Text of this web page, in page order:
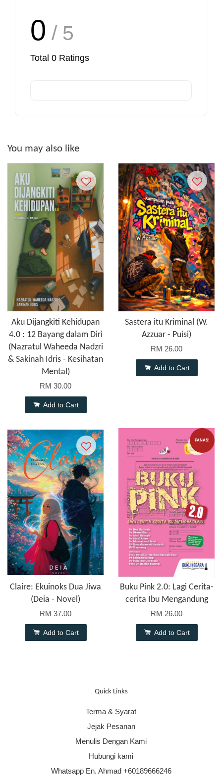
0 / 5
Total 0 Ratings
You may also like
Aku Dijangkiti Kehidupan
4.0 : 12 Bayang dalam Diri
(Nazratul Waheeda Nadzri
& Sakinah Idris - Kesihatan
Mental)
RM 30.00
Add to Cart
Sastera itu Kriminal (W.
Azzuar - Puisi)
RM 26.00
Add to Cart
Claire: Ekuinoks Dua Jiwa
(Deia - Novel)
RM 37.00
Add to Cart
PANAS!
Buku Pink 2.0: Lagi Cerita-
cerita Ibu Mengandung
RM 26.00
Add to Cart
Quick Links
Terma & Syarat
Jejak Pesanan
Menulis Dengan Kami
Hubungi kami
Whatsapp En. Ahmad +60189666246